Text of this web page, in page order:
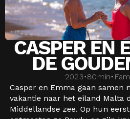
CASPER EN
DE
2023•80min•
Casper en Emma gaan samen
vakantie naar het eiland Malta
Middellandse zee. Op hun